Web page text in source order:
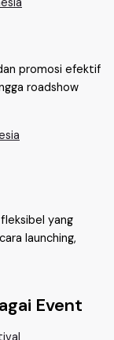
promosi efektif
roadshow
yang
launching,
Event